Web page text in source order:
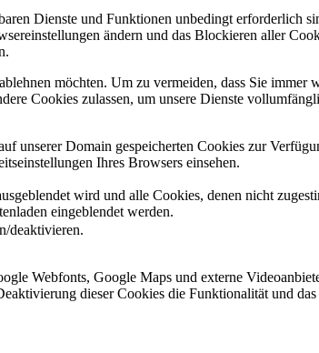
Dienste und Funktionen unbedingt
ändern und das Blockieren aller
möchten. Um zu vermeiden, dass Sie
Cookies zulassen, um unsere Dienste
unserer Domain gespeicherten Cookies zur
Ihres Browsers einsehen.
wird und alle Cookies, denen nicht
eingeblendet werden.
deaktivieren.
Webfonts, Google Maps und externe
dieser Cookies die Funktionalität und